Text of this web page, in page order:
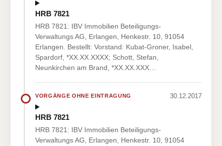
HRB 7821
HRB 7821: IBV Immobilien Beteiligungs-
Verwaltungs AG, Erlangen, Henkestr. 10, 91054
Erlangen. Bestellt: Vorstand: Kubat-Groner, Isabel,
Spardorf, *XX.XX.XXXX; Schott, Stefan,
Neunkirchen am Brand, *XX.XX.XXX…
VORGÄNGE OHNE EINTRAGUNG 30.12.2017
HRB 7821
HRB 7821: IBV Immobilien Beteiligungs-
Verwaltungs AG, Erlangen, Henkestr. 10, 91054